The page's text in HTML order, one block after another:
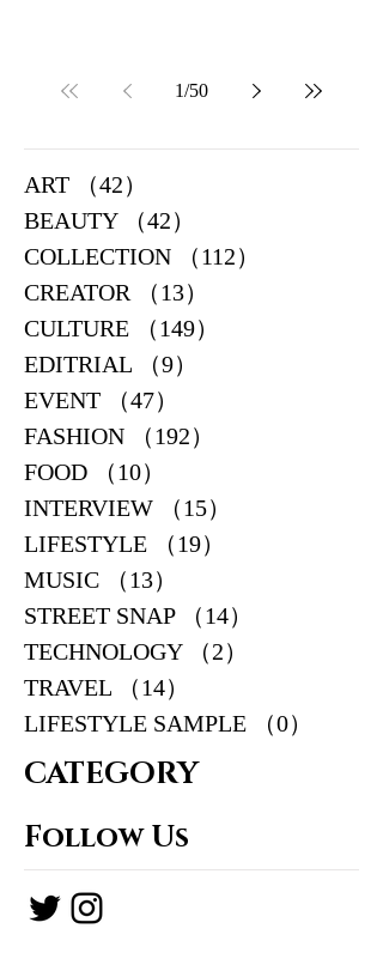
1/50
ART （42）
BEAUTY
（42）
COLLECTION
（112）
CREATOR
（13）
CULTURE
（149）
EDITRIAL
（9）
EVENT
（47）
FASHION
（192）
FOOD
（10）
INTERVIEW
（15）
LIFESTYLE
（19）
MUSIC
（13）
STREET SNAP
（14）
TECHNOLOGY
（2）
TRAVEL
（14）
LIFESTYLE SAMPLE
（0）
CATEGORY
Follow Us